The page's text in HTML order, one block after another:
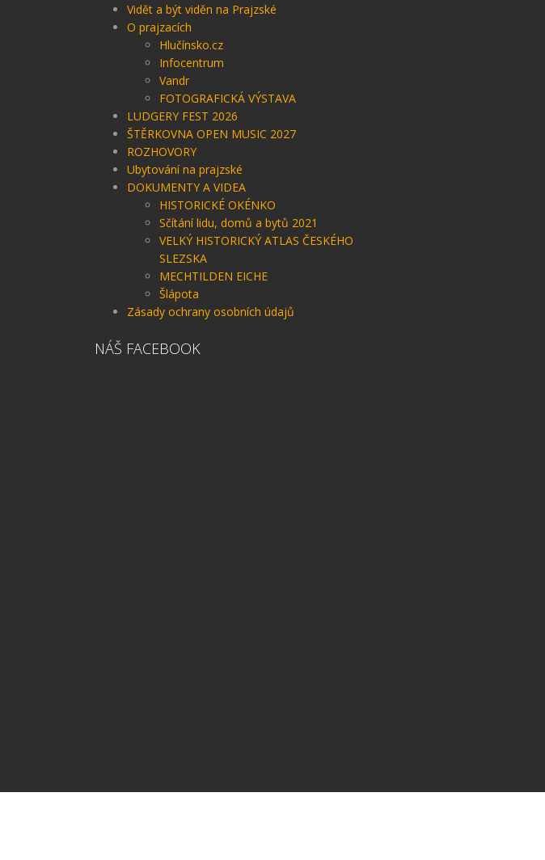
Vidět a být viděn na Prajzské
O prajzacích
Hlučínsko.cz
Infocentrum
Vandr
FOTOGRAFICKÁ VÝSTAVA
LUDGERY FEST 2026
ŠTĚRKOVNA OPEN MUSIC 2027
ROZHOVORY
Ubytování na prajzské
DOKUMENTY A VIDEA
HISTORICKÉ OKÉNKO
Sčítání lidu, domů a bytů 2021
VELKÝ HISTORICKÝ ATLAS ČESKÉHO
SLEZSKA
MECHTILDEN EICHE
Šlápota
Zásady ochrany osobních údajů
NÁŠ FACEBOOK